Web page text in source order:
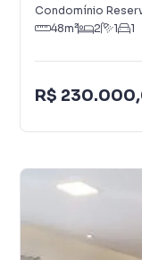
Condomínio
48m² 2 1 1
R$